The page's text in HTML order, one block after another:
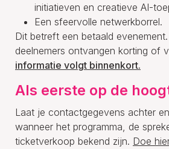
initiatieven en creatieve AI-
Een sfeervolle netwerkborrel.
Dit betreft een betaald
deelnemers ontvangen korting of
informatie volgt binnenkort.
Als eerste op de
Laat je contactgegevens achter
wanneer het programma, de
ticketverkoop bekend zijn. Doe